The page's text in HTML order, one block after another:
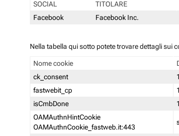
SOCIAL TITOLARE
Facebook
Facebook Inc.
Nella tabella qui sotto potete trovare dettagli sui
Nome cookie
ck_consent
fastwebit_cp
isCmbDone
OAMAuthnHintCookie
OAMAuthnCookie_fastweb.it:443